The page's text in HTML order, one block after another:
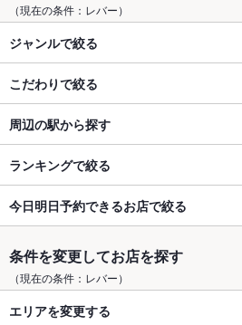
（現在の条件：レバー）
ジャンルで絞る
こだわりで絞る
周辺の駅から探す
ランキングで絞る
今日明日予約できるお店で絞る
条件を変更してお店を探す
（現在の条件：レバー）
エリアを変更する